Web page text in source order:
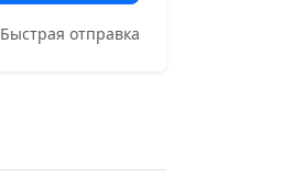
Быстрая отправка